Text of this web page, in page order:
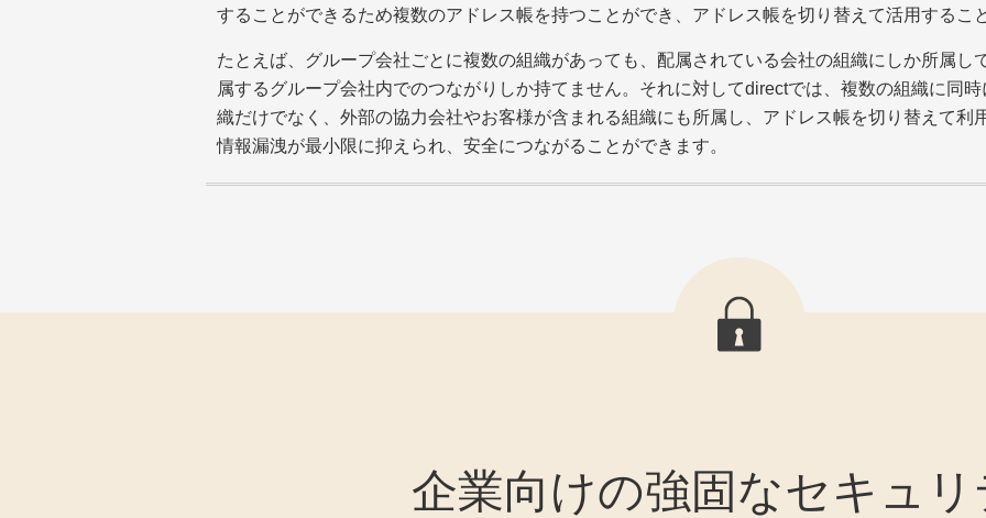
することができるため複数のアドレス帳を持つことができ、アドレス帳を切り替えて活用するこ
たとえば、グループ会社ごとに複数の組織があっても、配属されている会社の組織にしか所属し
属するグループ会社内でのつながりしか持てません。それに対してdirectでは、複数の組織に同
織だけでなく、外部の協力会社やお客様が含まれる組織にも所属し、アドレス帳を切り替えて利
情報漏洩が最小限に抑えられ、安全につながることができます。
企業向けの強固なセキュリ